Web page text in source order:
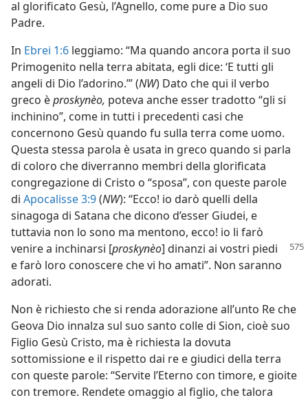
al glorificato Gesù, l’Agnello, come pure a Dio suo
Padre.
In Ebrei 1:6 leggiamo: “Ma quando ancora porta il suo
Primogenito nella terra abitata, egli dice: ‘E tutti gli
angeli di Dio l’adorino.’” (NW) Dato che qui il verbo
greco èproskynèo, poteva anche esser tradotto “gli si
inchinino”, come in tutti i precedenti casi che
concernono Gesù quando fu sulla terra come uomo.
Questa stessa parola è usata in greco quando si parla
di coloro che diverranno membri della glorificata
congregazione di Cristo o “sposa”, con queste parole
di Apocalisse 3:9(NW): “Ecco! io darò quelli della
sinagoga di Satana che dicono d’esser Giudei, e
tuttavia non lo sono ma mentono, ecco! io li farò
venire a inchinarsi [proskynèo] dinanzi ai vostri piedi
e farò loro conoscere che vi ho amati”. Non saranno
adorati.
Non è richiesto che si renda adorazione all’unto Re che
Geova Dio innalza sul suo santo colle di Sion, cioè suo
Figlio Gesù Cristo, ma è richiesta la dovuta
sottomissione e il rispetto dai re e giudici della terra
con queste parole: “Servite l’Eterno con timore, e gioite
con tremore. Rendete omaggio al figlio, che talora